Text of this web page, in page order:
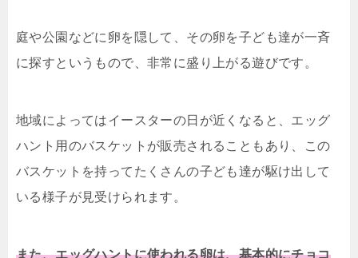
庭や公園などに卵を隠して、その卵を子ども達が一斉
に探すというもので、非常に盛り上がる遊びです。
地域によってはイースターの日が近くなると、エッグ
ハント用のバスケットが販売されることもあり、この
バスケットを持ってたくさんの子ども達が駆け出して
いる様子が見受けられます。
また、エッグハントに使われる卵は、基本的にチョコ